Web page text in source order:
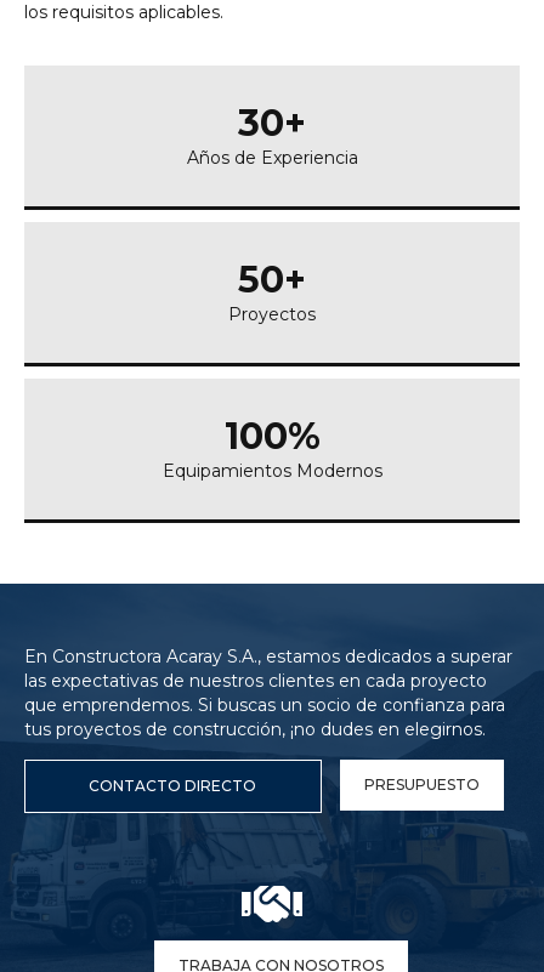
los requisitos aplicables.
30+
Años de Experiencia
50+
Proyectos
100%
Equipamientos Modernos
En Constructora Acaray S.A., estamos dedicados a superar
las expectativas de nuestros clientes en cada proyecto
que emprendemos. Si buscas un socio de confianza para
tus proyectos de construcción, ¡no dudes en elegirnos.
CONTACTO DIRECTO PRESUPUESTO
TRABAJA CON NOSOTROS